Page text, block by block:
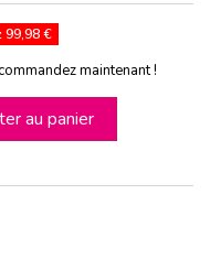
99,98 €
maintenant !
au panier